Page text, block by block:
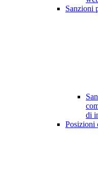
Sanzioni
di
Posizioni